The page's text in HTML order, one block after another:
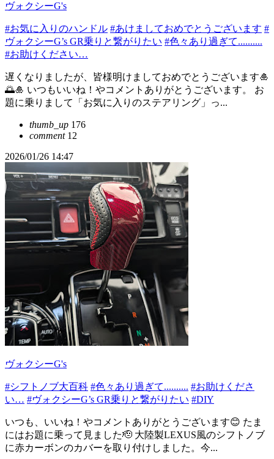
ヴォクシーG's
#お気に入りのハンドル #あけましておめでとうございます #
ヴォクシーG’s GR乗りと繋がりたい #色々あり過ぎて..........
#お助けください…
遅くなりましたが、皆様明けましておめでとうございます🎍
🌅🎍 いつもいいね！やコメントありがとうございます。 お
題に乗りまして「お気に入りのステアリング」っ...
thumb_up 176
comment12
2026/01/26 14:47
ヴォクシーG's
#シフトノブ大百科 #色々あり過ぎて.......... #お助けくださ
い… #ヴォクシーG’s GR乗りと繋がりたい #DIY
いつも、いいね！やコメントありがとうございます😊 たま
にはお題に乗って見ました🫡 大陸製LEXUS風のシフトノブ
に赤カーボンのカバーを取り付けしました。今...